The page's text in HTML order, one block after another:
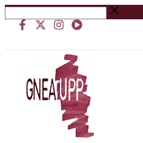
Ir
al
contenido
Buscar
…